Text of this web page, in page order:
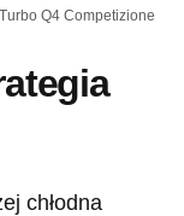
Q4 Competizione
chłodna